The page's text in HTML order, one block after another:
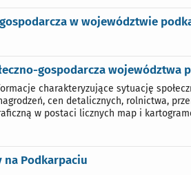
w województwie
gospodarcza województwa
charakteryzujące sytuację
cen detalicznych, rolnictwa,
w postaci licznych map i
na Podkarpaciu